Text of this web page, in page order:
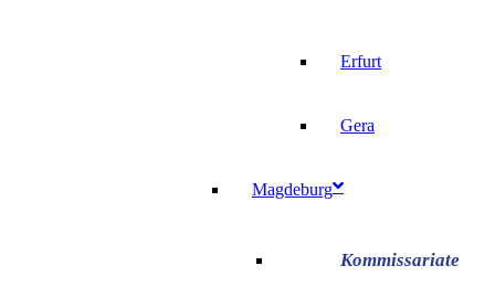
Erfurt
Gera
Magdeburg